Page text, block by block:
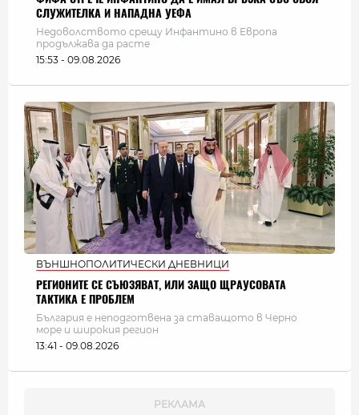
СЛУЖИТЕЛКА И НАПАДНА УЕФА
Недоволството срещу Инфантино в Европа
продължава да расте
15:53 - 09.08.2026
ВЪНШНОПОЛИТИЧЕСКИ ДНЕВНИЦИ
РЕГИОНИТЕ СЕ СЪЮЗЯВАТ, ИЛИ ЗАЩО ЩРАУСОВАТА
ТАКТИКА Е ПРОБЛЕМ
България e неподготвена за ставащото в Черно
море и широкия регион
13:41 - 09.08.2026